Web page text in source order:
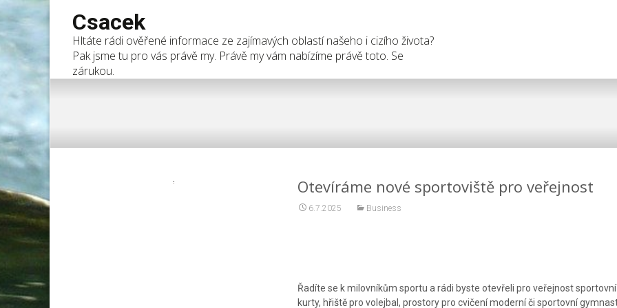
Csacek
Hltáte rádi ověřené informace ze zajímavých oblastí našeho i cizího života?
Pak jsme tu pro vás právě my. Právě my vám nabízíme právě toto. Se
zárukou.
Otevíráme nové sportoviště pro veřejnost
6.7.2025 Business
Řadíte se k milovníkům sportu a rádi byste otevřeli pro veřejnost
kurty, hřiště pro volejbal, prostory pro cvičení moderní či sportovní